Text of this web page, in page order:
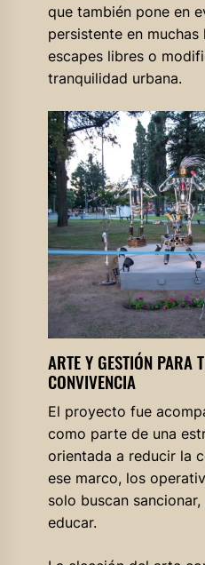
que también pone en
persistente en
escapes libres o
tranquilidad urbana.
ARTE Y GESTIÓN PARA
CONVIVENCIA
El proyecto fue
como parte de una
orientada a reducir la
ese marco, los
solo buscan
educar.